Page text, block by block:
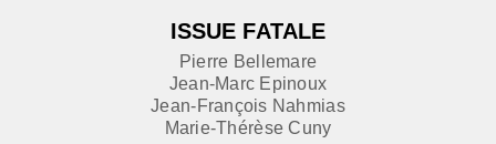
ISSUE FATALE
Pierre Bellemare
Jean-Marc Epinoux
Jean-François Nahmias
Marie-Thérèse Cuny